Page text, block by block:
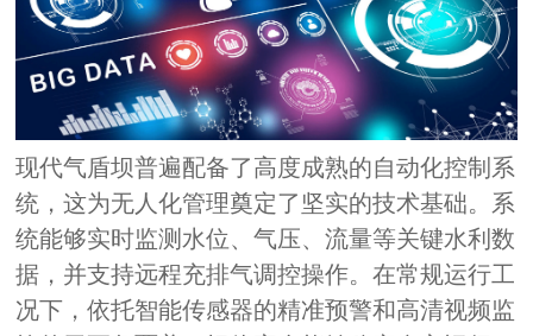
现代气盾坝普遍配备了高度成熟的自动化控制系
统，这为无人化管理奠定了坚实的技术基础。系
统能够实时监测水位、气压、流量等关键水利数
据，并支持远程充排气调控操作。在常规运行工
况下，依托智能传感器的精准预警和高清视频监